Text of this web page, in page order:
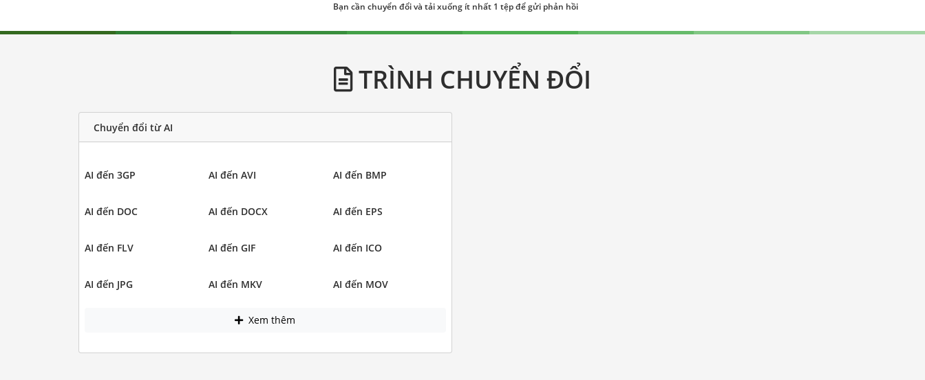
Bạn cần chuyển đổi và tải xuống ít nhất 1 tệp để gửi phản hồi
TRÌNH CHUYỂN ĐỔI
Chuyển đổi từ AI
AI đến 3GP AI đến AVI AI đến BMP
AI đến DOC AI đến DOCX AI đến EPS
AI đến FLV AI đến GIF AI đến ICO
AI đến JPG AI đến MKV AI đến MOV
Xem thêm